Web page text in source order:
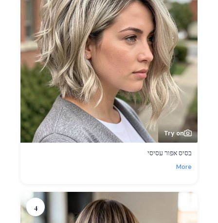
Try on
בסיס אפור עסיסי
More
4